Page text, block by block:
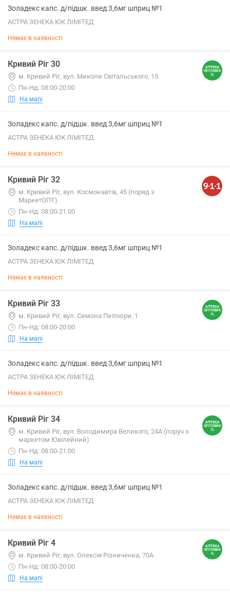
Золадекс капс. д/підшк. введ 3,6мг шприц №1
АСТРА ЗЕНЕКА ЮК ЛІМІТЕД
Немає в наявності
Кривий Ріг 30
м. Кривий Ріг, вул. Миколи Світальського, 15
Пн-Нд: 08:00-20:00
На мапі
Золадекс капс. д/підшк. введ 3,6мг шприц №1
АСТРА ЗЕНЕКА ЮК ЛІМІТЕД
Немає в наявності
Кривий Ріг 32
м. Кривий Ріг, вул. Космонавтів, 45 (поряд з
МаркетОПТ)
Пн-Нд: 08:00-21:00
На мапі
Золадекс капс. д/підшк. введ 3,6мг шприц №1
АСТРА ЗЕНЕКА ЮК ЛІМІТЕД
Немає в наявності
Кривий Ріг 33
м. Кривий Ріг, вул. Симона Петлюри, 1
Пн-Нд: 08:00-20:00
На мапі
Золадекс капс. д/підшк. введ 3,6мг шприц №1
АСТРА ЗЕНЕКА ЮК ЛІМІТЕД
Немає в наявності
Кривий Ріг 34
м. Кривий Ріг, вул. Володимира Великого, 24А (поруч з
маркетом Ювілейний)
Пн-Нд: 08:00-21:00
На мапі
Золадекс капс. д/підшк. введ 3,6мг шприц №1
АСТРА ЗЕНЕКА ЮК ЛІМІТЕД
Немає в наявності
Кривий Ріг 4
м. Кривий Ріг, вул. Олексія Різниченка, 70А
Пн-Нд: 08:00-20:00
На мапі